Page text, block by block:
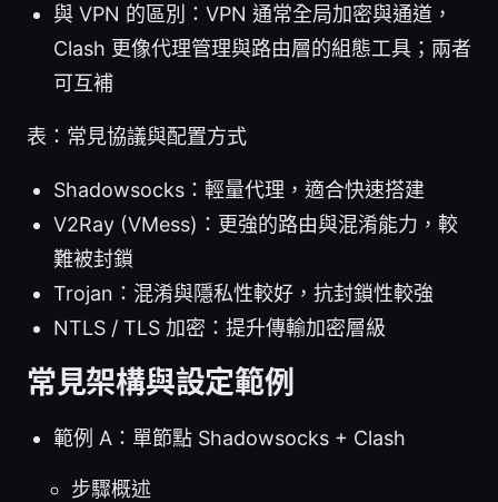
與 VPN 的區別：VPN 通常全局加密與通道，
Clash 更像代理管理與路由層的組態工具；兩者
可互補
表：常見協議與配置方式
Shadowsocks：輕量代理，適合快速搭建
V2Ray (VMess)：更強的路由與混淆能力，較
難被封鎖
Trojan：混淆與隱私性較好，抗封鎖性較強
NTLS / TLS 加密：提升傳輸加密層級
常見架構與設定範例
範例 A：單節點 Shadowsocks + Clash
步驟概述